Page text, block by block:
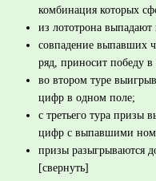
комбинация которых
из лототрона
совпадение выпавших
ряд, приносит победу в
во втором туре
цифр в одном поле;
с третьего тура призы
цифр с выпавшими
призы разыгрываются
[свернуть]